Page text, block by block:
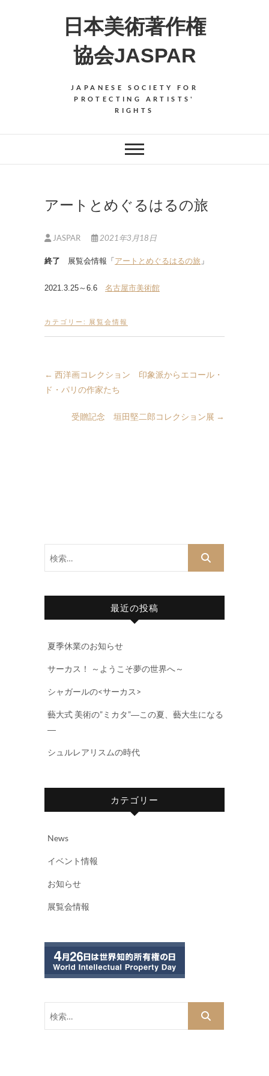
日本美術著作権
協会JASPAR
JAPANESE SOCIETY FOR
PROTECTING ARTISTS'
RIGHTS
アートとめぐるはるの旅
JASPAR 2021年3月18日
終了 展覧会情報「 アートとめぐるはるの旅 」
2021.3.25～6.6 名古屋市美術館
カテゴリー: 展覧会情報
← 西洋画コレクション 印象派からエコール・
ド・パリの作家たち
受贈記念 垣田堅二郎コレクション展 →
最近の投稿
夏季休業のお知らせ
サーカス！ ～ようこそ夢の世界へ～
シャガールの<サーカス>
藝大式 美術の”ミカタ”―この夏、藝大生になる
―
シュルレアリスムの時代
カテゴリー
News
イベント情報
お知らせ
展覧会情報